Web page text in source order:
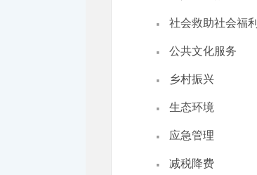
· 社会救助社会福利
· 公共文化服务
· 乡村振兴
· 生态环境
· 应急管理
· 减税降费